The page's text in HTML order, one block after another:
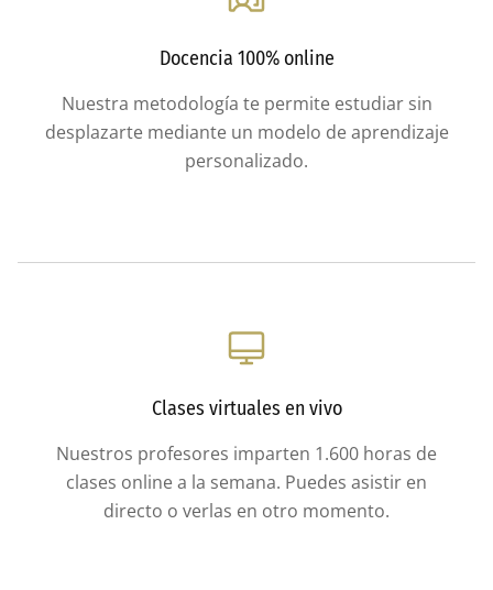
Docencia 100% online
Nuestra metodología te permite estudiar sin
desplazarte mediante un modelo de aprendizaje
personalizado.
Clases virtuales en vivo
Nuestros profesores imparten 1.600 horas de
clases online a la semana. Puedes asistir en
directo o verlas en otro momento.